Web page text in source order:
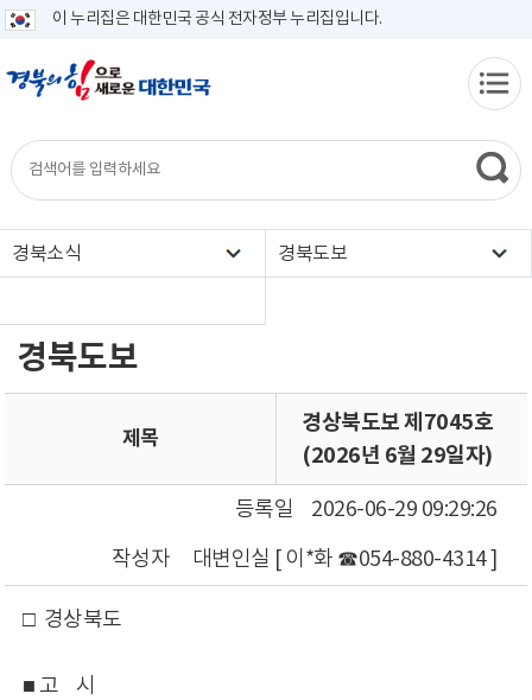
이 누리집은 대한민국 공식 전자정부 누리집입니다.
경북소식 경북도보
경북도보
제목
경상북도보 제7045호
(2026년 6월 29일자)
등록일
2026-06-29 09:29:26
작성자
대변인실 [ 이*화 ☎054-880-4314 ]
□ 경상북도
■ 고 시